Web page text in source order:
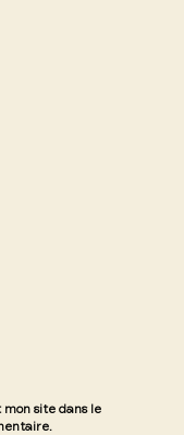
site dans le